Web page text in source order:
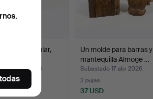
arte popular,
19 abr 2026
Un molde para barras y
mantequilla Almoge …
Subastado 17 abr 2026
2 pujas
37 USD